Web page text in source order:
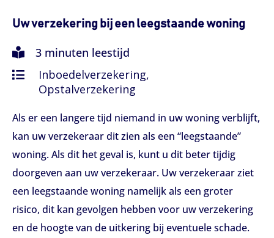
Uw verzekering bij een leegstaande woning
3 minuten leestijd
Inboedelverzekering,
Opstalverzekering
Als er een langere tijd niemand in uw woning verblijft,
kan uw verzekeraar dit zien als een “leegstaande”
woning. Als dit het geval is, kunt u dit beter tijdig
doorgeven aan uw verzekeraar. Uw verzekeraar ziet
een leegstaande woning namelijk als een groter
risico, dit kan gevolgen hebben voor uw verzekering
en de hoogte van de uitkering bij eventuele schade.